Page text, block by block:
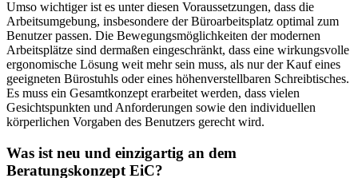
Umso wichtiger ist es unter diesen Voraussetzungen, dass die
Arbeitsumgebung, insbesondere der Büroarbeitsplatz optimal zum
Benutzer passen. Die Bewegungsmöglichkeiten der modernen
Arbeitsplätze sind dermaßen eingeschränkt, dass eine wirkungsvolle
ergonomische Lösung weit mehr sein muss, als nur der Kauf eines
geeigneten Bürostuhls oder eines höhenverstellbaren Schreibtisches.
Es muss ein Gesamtkonzept erarbeitet werden, dass vielen
Gesichtspunkten und Anforderungen sowie den individuellen
körperlichen Vorgaben des Benutzers gerecht wird.
Was ist neu und einzigartig an dem
Beratungskonzept EiC?